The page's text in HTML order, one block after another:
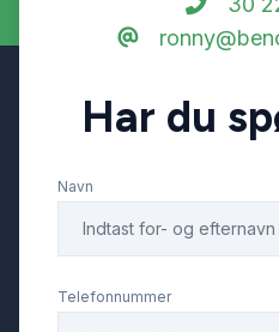
El-ruder x4
Elektrisk bagagerum
Elektrisk
Har du
Navn
Telefonnummer